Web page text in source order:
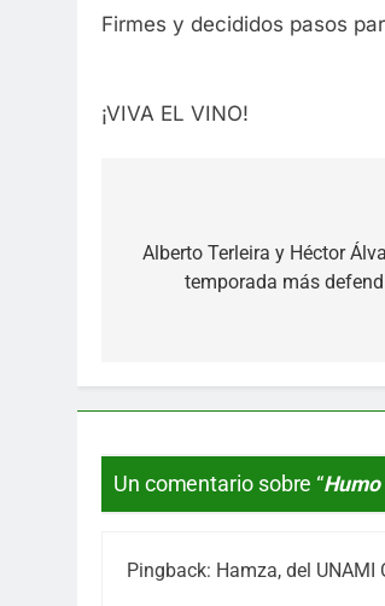
Firmes y decididos pasos
¡VIVA EL VINO!
de
entradas
Alberto Terleira y Héctor
temporada más
Un comentario sobre “Humo
Pingback: Hamza, del UNAMI